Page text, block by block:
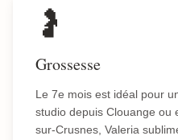
🤰
Grossesse
Le 7e mois est idéal pour
studio depuis Clouange ou
sur-Crusnes, Valeria